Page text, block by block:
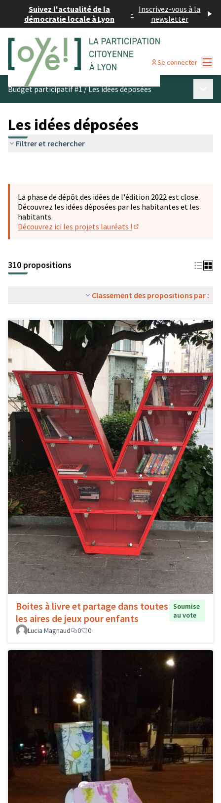
Suivez l'actualité de la
démocratie locale à Lyon
- Inscrivez-vous à la
newsletter
Se connecter
Budget participatif #1/Les idées déposées
Les idées déposées
Filtrer et rechercher
La phase de dépôt des idées de l'édition 2022 est close.
Découvrez les idées déposées par les habitantes et les
habitants.
Découvrez ici les projets lauréats !
310 propositions
Classement des propositions par :
Boites à livre et partage dans toutes
les aires de jeux pour enfants
Soumise
au vote
Lucia Magnaud
0 0